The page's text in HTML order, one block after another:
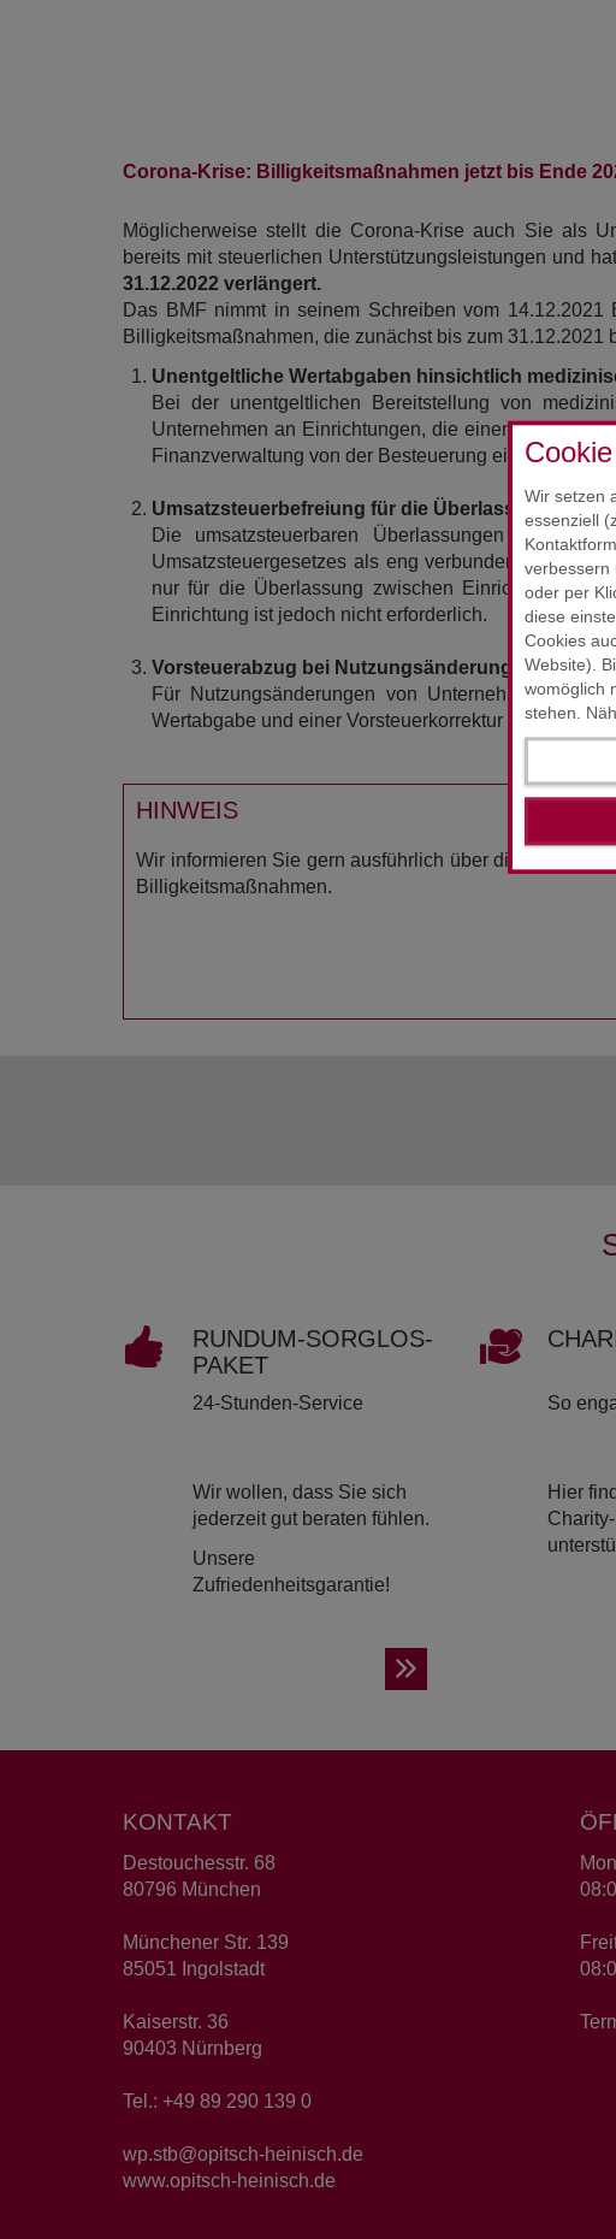
Wir setzen
essenziell
verbessern
oder per
diese
Cookies
Website).
womöglich
stehen.
Corona-Krise: Billigkeitsmaßnahmen jetzt bis Ende
Möglicherweise stellt die Corona-Krise auch Sie als
bereits mit steuerlichen Unterstützungsleistungen und
31.12.2022 verlängert.
Das BMF nimmt in seinem Schreiben vom
Billigkeitsmaßnahmen, die zunächst bis zum 31.12.2021
Unentgeltliche Wertabgaben hinsichtlich
Bei der unentgeltlichen Bereitstellung von
Unternehmen an Einrichtungen, die einen
Finanzverwaltung von der Besteuerung einer
Umsatzsteuerbefreiung für die Überlassungen
Die umsatzsteuerbaren Überlassungen von
Umsatzsteuergesetzes als eng verbundene
nur für die Überlassung zwischen Einrichtungen,
Einrichtung ist jedoch nicht erforderlich.
Vorsteuerabzug bei Nutzungsänderung
Für Nutzungsänderungen von Unternehmen der
Wertabgabe und einer Vorsteuerkorrektur
HINWEIS
Wir informieren Sie gern ausführlich über die einzelnen
Billigkeitsmaßnahmen.
RUND­UM-SORG­LOS-
PAKET
24-Stunden-Service
Wir wollen, dass Sie sich
jederzeit gut beraten fühlen.
Unsere
Zufriedenheitsgarantie!
So
Hier
KONTAKT
Destouchesstr. 68
80796 München
Münchener Str. 139
85051 Ingolstadt
Kaiserstr. 36
90403 Nürnberg
Tel.: +49 89 290 139 0
wp.stb@opitsch-heinisch.de
www.opitsch-heinisch.de